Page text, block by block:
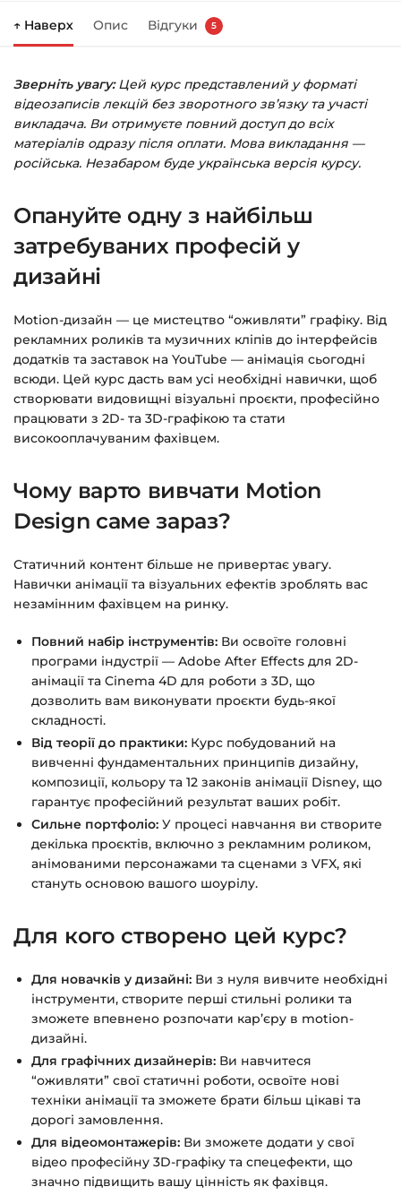
Праворуч з’явиться кошик — натисніть
Заповніть всі поля (пошта та пароль).
Оплатіть зручним способом (більше 8
способів оплати).
Натисніть її — і відкриється сторінка з
курсами.
Додатково посилання на курс прийде вам
Доступ до курсів: без обмежень за часом.
Детальніше про оплату та безпеку — у довідці
>>>
Питання?Пишіть наinfo@siluette.com.ua
↑ Наверх Опис Відгуки 5
Зверніть увагу:Цей курс представлений у форматі
відеозаписів лекцій без зворотного зв’язку та участі
викладача. Ви отримуєте повний доступ до всіх
матеріалів одразу після оплати. Мова викладання —
російська. Незабаром буде українська версія курсу.
Опануйте одну з найбільш
затребуваних професій у
дизайні
Motion-дизайн — це мистецтво “оживляти” графіку. Від
рекламних роликів та музичних кліпів до інтерфейсів
додатків та заставок на YouTube — анімація сьогодні
всюди. Цей курс дасть вам усі необхідні навички, щоб
створювати видовищні візуальні проєкти, професійно
працювати з 2D- та 3D-графікою та стати
високооплачуваним фахівцем.
Чому варто вивчати Motion
Design саме зараз?
Статичний контент більше не привертає увагу.
Навички анімації та візуальних ефектів зроблять вас
незамінним фахівцем на ринку.
Повний набір інструментів: Ви освоїте головні
програми індустрії — Adobe After Effects для 2D-
анімації та Cinema 4D для роботи з 3D, що
дозволить вам виконувати проєкти будь-якої
складності.
Від теорії до практики: Курс побудований на
вивченні фундаментальних принципів дизайну,
композиції, кольору та 12 законів анімації Disney, що
гарантує професійний результат ваших робіт.
Сильне портфоліо: У процесі навчання ви створите
декілька проєктів, включно з рекламним роликом,
анімованими персонажами та сценами з VFX, які
стануть основою вашого шоурілу.
Для кого створено цей курс?
Для новачків у дизайні: Ви з нуля вивчите необхідні
інструменти, створите перші стильні ролики та
зможете впевнено розпочати кар’єру в motion-
дизайні.
Для графічних дизайнерів: Ви навчитеся
“оживляти” свої статичні роботи, освоїте нові
техніки анімації та зможете брати більш цікаві та
дорогі замовлення.
Для відеомонтажерів: Ви зможете додати у свої
відео професійну 3D-графіку та спецефекти, що
значно підвищить вашу цінність як фахівця.